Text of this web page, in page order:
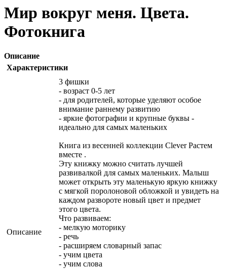
Мир вокруг меня. Цвета.
Фотокнига
Описание
Характеристики
Описание
3 фишки
- возраст 0-5 лет
- для родителей, которые уделяют особое
внимание раннему развитию
- яркие фотографии и крупные буквы -
идеально для самых маленьких
Книга из весенней коллекции Clever Растем
вместе .
Эту книжку можно считать лучшей
развивалкой для самых маленьких. Малыш
может открыть эту маленькую яркую книжку
с мягкой поролоновой обложкой и увидеть на
каждом развороте новый цвет и предмет
этого цвета.
Что развиваем:
- мелкую моторику
- речь
- расширяем словарный запас
- учим цвета
- учим слова